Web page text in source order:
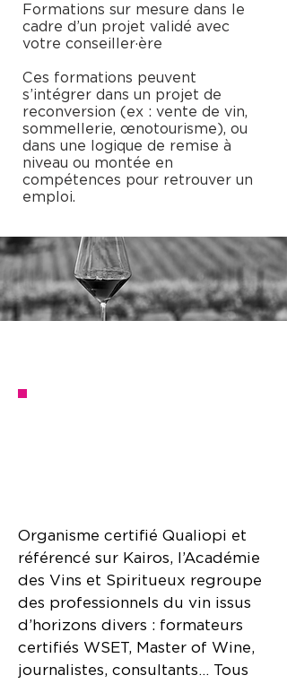
Formations sur mesure dans le
cadre d’un projet validé avec
votre conseiller·ère
Ces formations peuvent
s’intégrer dans un projet de
reconversion (ex : vente de vin,
sommellerie, œnotourisme), ou
dans une logique de remise à
niveau ou montée en
compétences pour retrouver un
emploi.
Organisme certifié Qualiopi et
référencé sur Kairos, l’Académie
des Vins et Spiritueux regroupe
des professionnels du vin issus
d’horizons divers : formateurs
certifiés WSET, Master of Wine,
journalistes, consultants… Tous